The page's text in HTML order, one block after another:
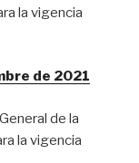
la vigencia
de 2021
de la
la vigencia